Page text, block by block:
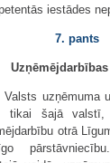
iestādes
7. pants
uzņēmuma
tikai šajā valstī,
otrā